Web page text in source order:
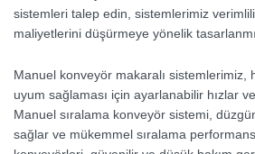
sistemleri talep edin, sistemlerimiz
maliyetlerini düşürmeye yönelik
Manuel konveyör makaralı sistemlerimiz,
uyum sağlaması için ayarlanabilir hızlar
Manuel sıralama konveyör sistemi,
sağlar ve mükemmel sıralama